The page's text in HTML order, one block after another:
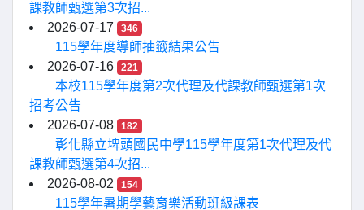
課教師甄選第3次招...
2026-07-17
346
115學年度導師抽籤結果公告
2026-07-16
221
本校115學年度第2次代理及代課教師甄選第1次
招考公告
2026-07-08
182
彰化縣立埤頭國民中學115學年度第1次代理及代
課教師甄選第4次招...
2026-08-02
154
115學年暑期學藝育樂活動班級課表